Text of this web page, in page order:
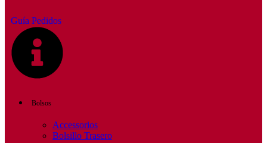
Guía Pedidos
Bolsos
Accessorios
Bolsillo Trasero